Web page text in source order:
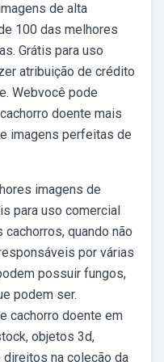
de alta
100 das melhores
Grátis para uso
atribuição de crédito
Webvocê pode
doente mais
imagens perfeitas de
imagens de
para uso comercial
quando não
por várias
possuir fungos,
podem ser.
cachorro doente em
objetos 3d,
na coleção da